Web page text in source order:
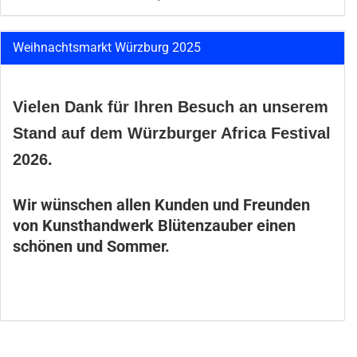
Weihnachtsmarkt Würzburg 2025
Vielen Dank für Ihren Besuch an unserem
Stand auf dem Würzburger Africa Festival
2026.
Wir wünschen allen Kunden und Freunden
von Kunsthandwerk Blütenzauber einen
schönen und Sommer.